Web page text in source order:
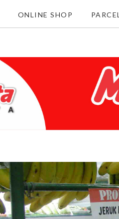
ONLINE SHOP PARCEL